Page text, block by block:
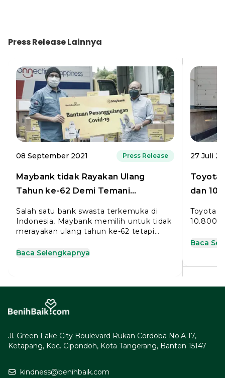
Press ReleaseLainnya
08 September 2021 Press Release
Maybank tidak Rayakan Ulang
Tahun ke-62 Demi Temani
Salah satu bank swasta terkemuka di
Indonesia, Maybank memilih untuk tidak
merayakan ulang tahun ke-62 tetapi
Covid-19
Baca Selengkapnya
27 Juli
Toyota
dan
Toyota
10.800
Baca
Jl. Green Lake City Boulevard Rukan Cordoba No.A 17,
Ketapang, Kec. Cipondoh, Kota Tangerang, Banten 15147
kindness@benihbaik.com